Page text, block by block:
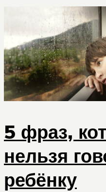
5 фраз,
нельзя
ребёнку